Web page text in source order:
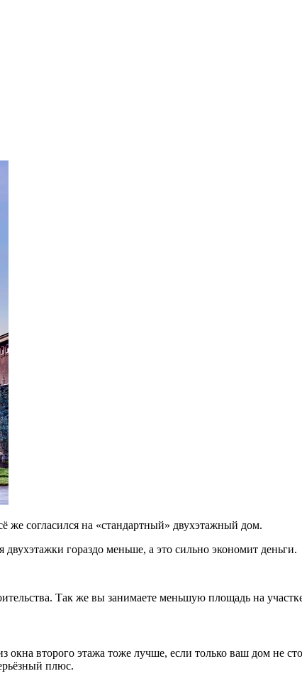
же согласился на «стандартный» двухэтажный дом.
гораздо меньше, а это сильно экономит деньги.
Так же вы занимаете меньшую площадь на
окна второго этажа тоже лучше, если только ваш дом не
плюс.